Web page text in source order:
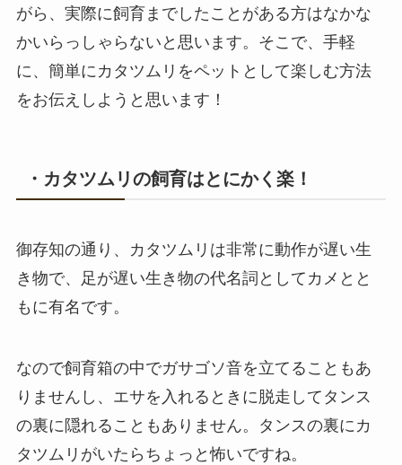
がら、実際に飼育までしたことがある方はなかな
かいらっしゃらないと思います。そこで、手軽
に、簡単にカタツムリをペットとして楽しむ方法
をお伝えしようと思います！
・カタツムリの飼育はとにかく楽！
御存知の通り、カタツムリは非常に動作が遅い生
き物で、足が遅い生き物の代名詞としてカメとと
もに有名です。
なので飼育箱の中でガサゴソ音を立てることもあ
りませんし、エサを入れるときに脱走してタンス
の裏に隠れることもありません。タンスの裏にカ
タツムリがいたらちょっと怖いですね。